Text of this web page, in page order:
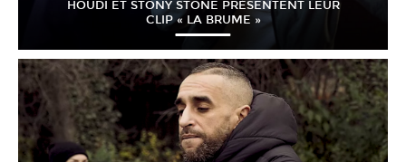
HOUDI ET STONY STONE PRÉSENTENT LEUR
CLIP « LA BRUME »